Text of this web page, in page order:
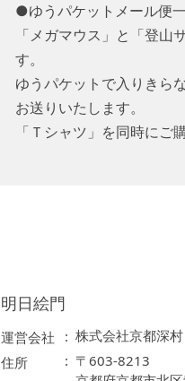
●ゆうパケットメール便
「メガマウス」と「登山
す。
ゆうパケットで入りきら
お送りいたします。
「Ｔシャツ」を同時にご
明日絵門
運営会社
株式会社京都深村
住所
〒603-8213